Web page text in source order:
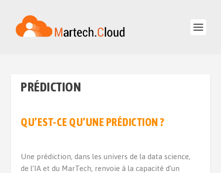
PRÉDICTION
QU’EST-CE QU’UNE PRÉDICTION ?
Une prédiction, dans les univers de la data science,
de l’IA et du MarTech, renvoie à la capacité d’un